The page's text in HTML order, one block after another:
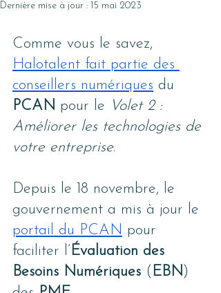
Dernière mise à jour : 15 mai 2023
Comme vous le savez,
Halotalent fait partie des
conseillers numériques du
PCAN pour le Volet 2 :
Améliorer les technologies de
votre entreprise.
Depuis le 18 novembre, le
gouvernement a mis à jour le
portail du PCAN pour
faciliter l’Évaluation des
Besoins Numériques ( EBN)